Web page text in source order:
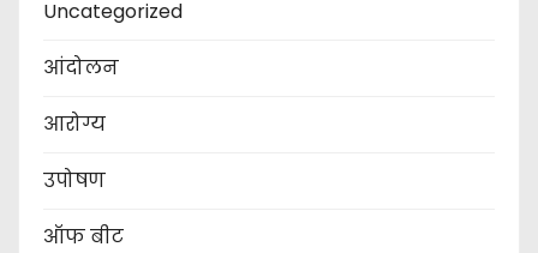
Uncategorized
आंदोलन
आरोग्य
उपोषण
ऑफ बीट